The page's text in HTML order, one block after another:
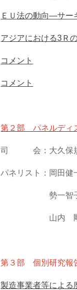
ＥＵ法の動向―サー
アジアにおける3Ｒ
コメント
コメント
第２部 パネルディ
司 会：大久保規
パネリスト：岡田
勢一智子（西南
山内 剛（亀岡
第３部 個別研究報
製造事業者等による